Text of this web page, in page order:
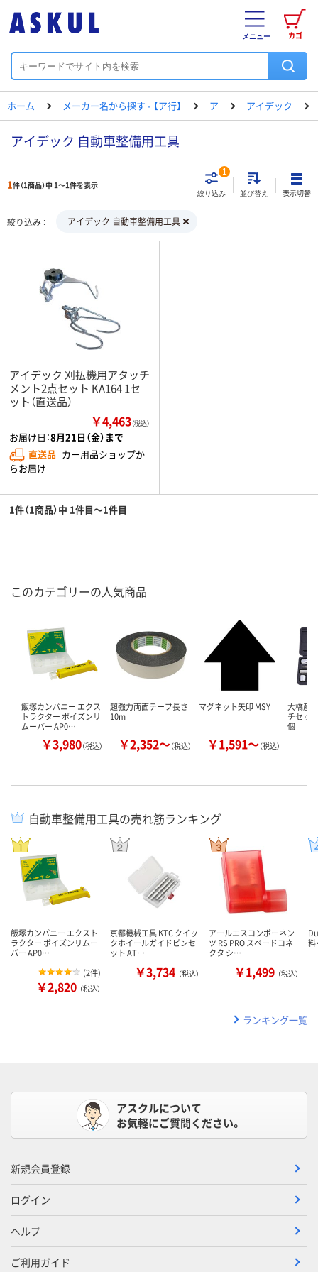
カゴ
メニュー
ホーム メーカー名から探す - 【ア行】 ア アイデック
アイデック 自動車整備用工具
1件（1商品）中 1～1件を表示
絞り込み
1
並び替え 表示切替
絞り込み アイデック 自動車整備用工具
アイデック 刈払機用アタッチ
メント2点セット KA164 1セ
ット（直送品）
￥4,463（税込）
お届け日：8月21日（金）まで
直送品 カー用品ショップか
らお届け
1件（1商品）中 1件目～1件目
このカテゴリーの人気商品
飯塚カンパニー エクス
トラクター ポイズンリ
ムーバー AP0…
￥3,980（税込）
超強力両面テープ長さ
10m
￥2,352～（税込）
マグネット矢印 MSY
￥1,591～（税込）
大橋産
チセッ
個
自動車整備用工具の売れ筋ランキング
飯塚カンパニー エクスト
ラクター ポイズンリムー
バー AP0…
(2件)
￥2,820 （税込）
京都機械工具 KTC クイッ
クホイールガイドピンセ
ット AT…
￥3,734 （税込）
アールエスコンポーネン
ツ RS PRO スペードコネ
クタ シ…
￥1,499 （税込）
料
ランキング一覧
アスクルについて
お気軽にご質問ください。
新規会員登録
ログイン
ヘルプ
ご利用ガイド